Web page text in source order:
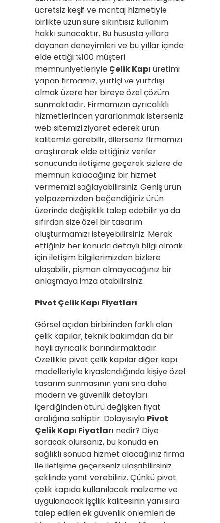
ücretsiz keşif ve montaj hizmetiyle
birlikte uzun süre sıkıntısız kullanım
hakkı sunacaktır. Bu hususta yıllara
dayanan deneyimleri ve bu yıllar içinde
elde ettiği %100 müşteri
memnuniyetleriyle Çelik Kapı üretimi
yapan firmamız, yurtiçi ve yurtdışı
olmak üzere her bireye özel çözüm
sunmaktadır. Firmamızın ayrıcalıklı
hizmetlerinden yararlanmak isterseniz
web sitemizi ziyaret ederek ürün
kalitemizi görebilir, dilerseniz firmamızı
araştırarak elde ettiğiniz veriler
sonucunda iletişime geçerek sizlere de
memnun kalacağınız bir hizmet
vermemizi sağlayabilirsiniz. Geniş ürün
yelpazemizden beğendiğiniz ürün
üzerinde değişiklik talep edebilir ya da
sıfırdan size özel bir tasarım
oluşturmamızı isteyebilirsiniz. Merak
ettiğiniz her konuda detaylı bilgi almak
için iletişim bilgilerimizden bizlere
ulaşabilir, pişman olmayacağınız bir
anlaşmaya imza atabilirsiniz.
Pivot Çelik Kapı Fiyatları
Görsel açıdan birbirinden farklı olan
çelik kapılar, teknik bakımdan da bir
hayli ayrıcalık barındırmaktadır.
Özellikle pivot çelik kapılar diğer kapı
modelleriyle kıyaslandığında kişiye özel
tasarım sunmasının yanı sıra daha
modern ve güvenlik detayları
içerdiğinden ötürü değişken fiyat
aralığına sahiptir. Dolayısıyla Pivot
Çelik Kapı Fiyatları nedir? Diye
soracak olursanız, bu konuda en
sağlıklı sonuca hizmet alacağınız firma
ile iletişime geçerseniz ulaşabilirsiniz
şeklinde yanıt verebiliriz. Çünkü pivot
çelik kapıda kullanılacak malzeme ve
uygulanacak işçilik kalitesinin yanı sıra
talep edilen ek güvenlik önlemleri de